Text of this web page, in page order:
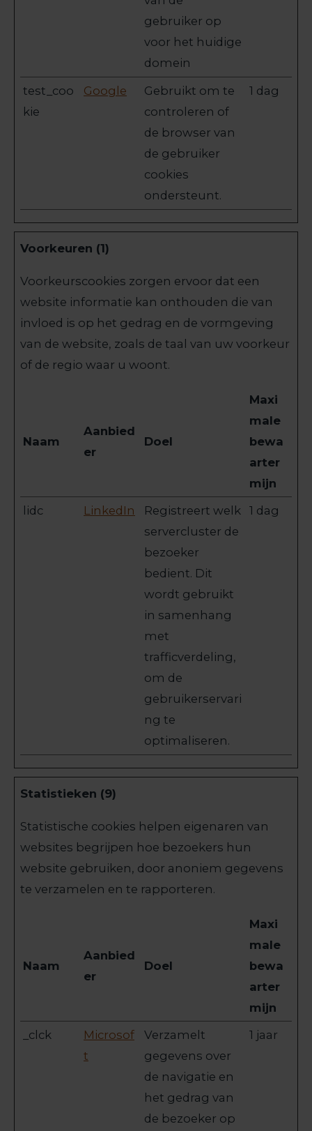
gebruiker op
voor het huidige
domein
test_coo
kie
Google
Gebruikt om te
controleren of
de browser van
de gebruiker
cookies
ondersteunt.
1 dag
Voorkeuren (1)
Voorkeurscookies zorgen ervoor dat een
website informatie kan onthouden die van
invloed is op het gedrag en de vormgeving
van de website, zoals de taal van uw voorkeur
of de regio waar u woont.
Naam
Aanbied
er
Doel
Maxi
male
bewa
arter
mijn
lidc
LinkedIn
Registreert welk
servercluster de
bezoeker
bedient. Dit
wordt gebruikt
in samenhang
met
trafficverdeling,
om de
gebruikerservari
ng te
optimaliseren.
1 dag
Statistieken (9)
Statistische cookies helpen eigenaren van
websites begrijpen hoe bezoekers hun
website gebruiken, door anoniem gegevens
te verzamelen en te rapporteren.
Naam
Aanbied
er
Doel
Maxi
male
bewa
arter
mijn
_clck
Microsof
t
Verzamelt
gegevens over
de navigatie en
het gedrag van
de bezoeker op
1 jaar